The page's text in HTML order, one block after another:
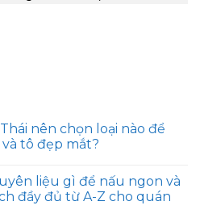
nên chọn loại nào để
tô đẹp mắt?
liệu gì để nấu ngon và
đầy đủ từ A-Z cho quán